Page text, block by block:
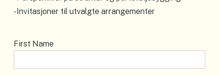
-Invitasjoner til utvalgte arrangementer
First Name